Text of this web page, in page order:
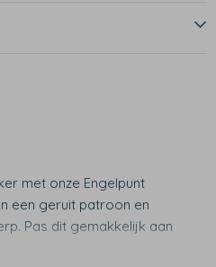
met onze Engelpunt
een geruit patroon en
Pas dit gemakkelijk aan